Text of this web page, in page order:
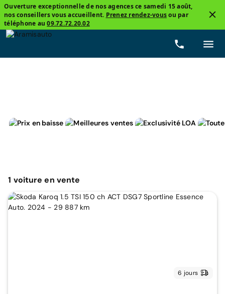
Ouverture exceptionnelle de nos agences ce samedi 15 août,
nos conseillers vous accueillent. Prenez rendez-vousou par
téléphone au09.72.72.20.02
Boîtes de vitesse
1 voitureen vente
6 jours